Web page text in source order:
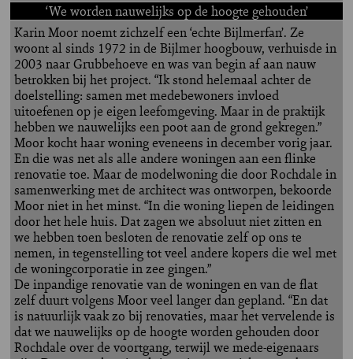
‘We worden nauwelijks op de hoogte gehouden’
Karin Moor noemt zichzelf een ‘echte Bijlmerfan’. Ze
woont al sinds 1972 in de Bijlmer hoogbouw, verhuisde in
2003 naar Grubbehoeve en was van begin af aan nauw
betrokken bij het project. “Ik stond helemaal achter de
doelstelling: samen met medebewoners invloed
uitoefenen op je eigen leefomgeving. Maar in de praktijk
hebben we nauwelijks een poot aan de grond gekregen.”
Moor kocht haar woning eveneens in december vorig jaar.
En die was net als alle andere woningen aan een flinke
renovatie toe. Maar de modelwoning die door Rochdale in
samenwerking met de architect was ontworpen, bekoorde
Moor niet in het minst. “In die woning liepen de leidingen
door het hele huis. Dat zagen we absoluut niet zitten en
we hebben toen besloten de renovatie zelf op ons te
nemen, in tegenstelling tot veel andere kopers die wel met
de woningcorporatie in zee gingen.”
De inpandige renovatie van de woningen en van de flat
zelf duurt volgens Moor veel langer dan gepland. “En dat
is natuurlijk vaak zo bij renovaties, maar het vervelende is
dat we nauwelijks op de hoogte worden gehouden door
Rochdale over de voortgang, terwijl we mede-eigenaars